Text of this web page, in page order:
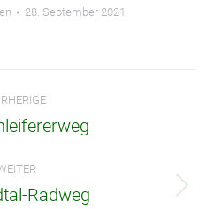
28. September 2021
Vorheriger
Nächster
Radweg